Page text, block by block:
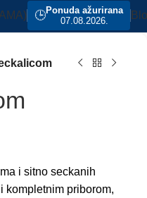
🕒Ponuda ažurirana
07.08.2026.
i sitno seckanih
kompletnim priborom,